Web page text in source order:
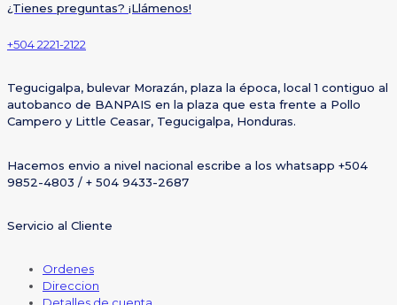
¿Tienes preguntas? ¡Llámenos!
+504 2221-2122
Tegucigalpa, bulevar Morazán, plaza la época, local 1 contiguo al
autobanco de BANPAIS en la plaza que esta frente a Pollo
Campero y Little Ceasar, Tegucigalpa, Honduras.
Hacemos envio a nivel nacional escribe a los whatsapp +504
9852-4803 / + 504 9433-2687
Servicio al Cliente
Ordenes
Direccion